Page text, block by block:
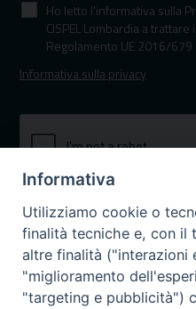
Ho letto l'informativa sulla
CISPEL Lombardia a
Regolamento UE 2016/679
Informativa sulla privacy
Informativa
Utilizziamo cookie o
finalità tecniche e, con il
altre finalità ("interazioni
"miglioramento
"targeting e pubblicità")